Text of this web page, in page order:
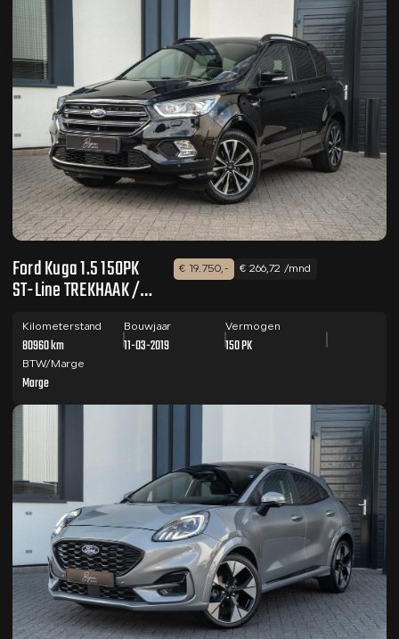
Ford Kuga 1.5 150PK
ST-Line TREKHAAK /
CAMERA
€ 19.750,- € 266,72 /mnd
Kilometerstand
80960 km
Bouwjaar
11-03-2019
Vermogen
150 PK
BTW/Marge
Marge